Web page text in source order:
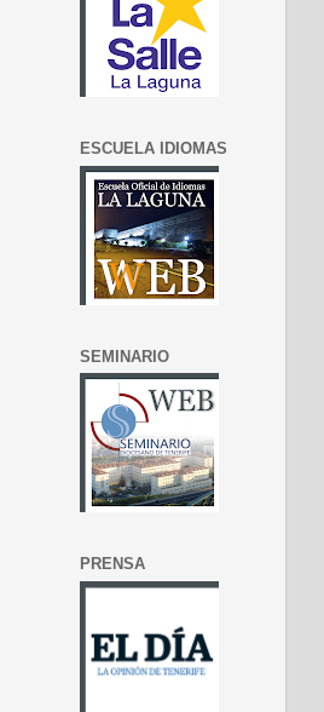
ESCUELA IDIOMAS
SEMINARIO
PRENSA